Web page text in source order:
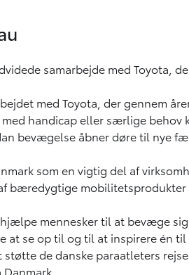
samarbejde med
med Toyota, der gennem
med handicap eller særlige
bevægelse åbner døre til nye
som en vigtig del af
bæredygtige
mennesker til at bevæge
at se op til og til at inspirere én
de danske paraatleters